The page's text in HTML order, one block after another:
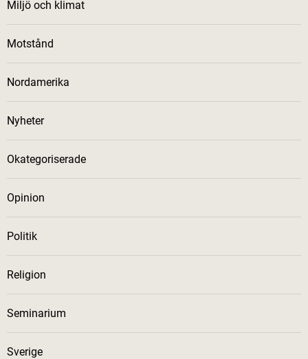
Miljö och klimat
Motstånd
Nordamerika
Nyheter
Okategoriserade
Opinion
Politik
Religion
Seminarium
Sverige